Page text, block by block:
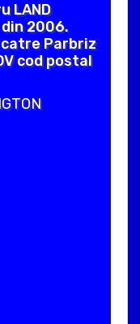
LAND
din 2006.
catre Parbriz
cod postal